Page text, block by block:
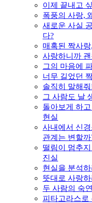
이제 끝내고
폭풍의 사랑,
새로운 사실
다?
매혹된 짝사
사랑하니까
그의 마음에
너무 길었던
솔직히 말해
그 사람도 날
돌아보게 하
현실
사내에서 신
관계는 변할까
떨림이 멈추
진실
현실을 분석
뜻대로 사랑
두 사람의 숙
피타고라스로